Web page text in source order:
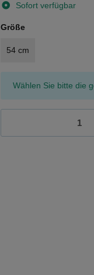
Sofort verfügbar
Größe
54 cm
x
Wählen Sie bitte die